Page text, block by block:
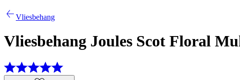
Vliesbehang
Vliesbehang Joules Scot Floral